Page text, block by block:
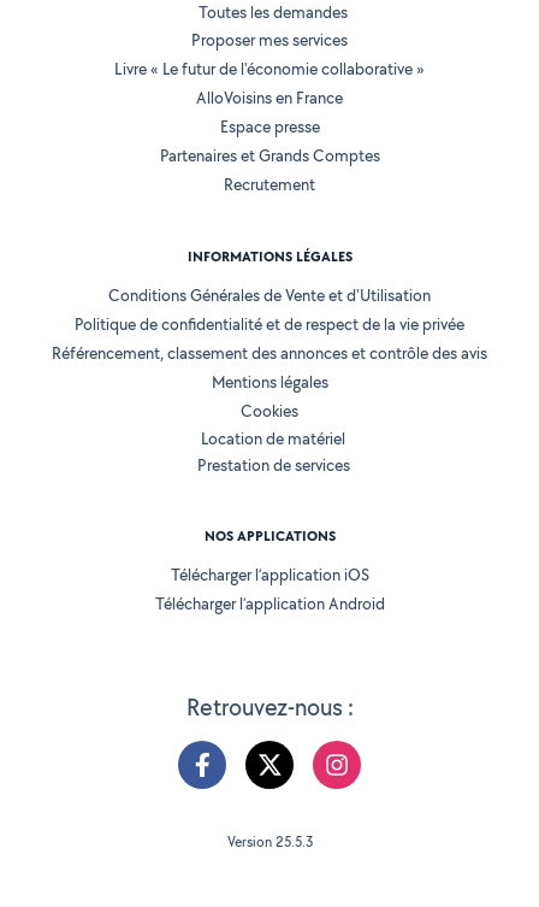
Retrouvez-nous :
Toutes les demandes
Proposer mes services
Livre « Le futur de l'économie collaborative »
AlloVoisins en France
Espace presse
Partenaires et Grands Comptes
Recrutement
INFORMATIONS LÉGALES
Conditions Générales de Vente et d'Utilisation
Politique de confidentialité et de respect de la vie privée
Référencement, classement des annonces et contrôle des avis
Mentions légales
Cookies
Location de matériel
Prestation de services
NOS APPLICATIONS
Télécharger l’application iOS
Télécharger l’application Android
Version 25.5.3